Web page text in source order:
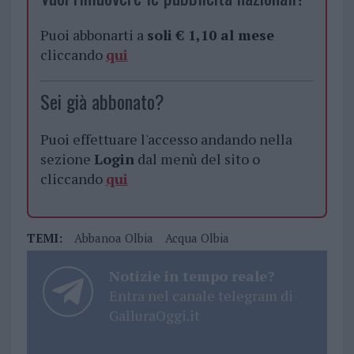
Puoi abbonarti a soli € 1,10 al mese
cliccando qui
Sei già abbonato?
Puoi effettuare l'accesso andando nella
sezione Logindal menù del sito o
cliccando qui
TEMI: Abbanoa Olbia Acqua Olbia
Notizie in tempo reale?
Entra nel canale telegram di
GalluraOggi.it